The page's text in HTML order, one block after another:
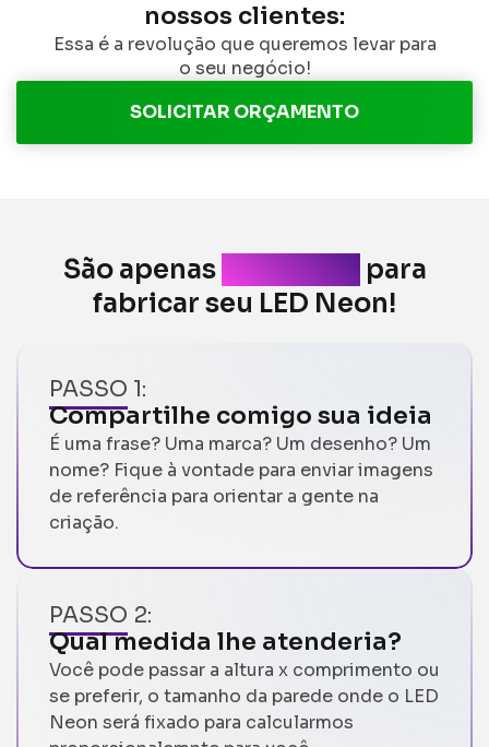
nossos clientes:
Essa é a revolução que queremos levar para
o seu negócio!
SOLICITAR ORÇAMENTO
São apenas
para
fabricar seu LED Neon!
PASSO 1:
Compartilhe comigo sua ideia
É uma frase? Uma marca? Um desenho? Um
nome? Fique à vontade para enviar imagens
de referência para orientar a gente na
criação.
PASSO 2:
Qual medida lhe atenderia?
Você pode passar a altura x comprimento ou
se preferir, o tamanho da parede onde o LED
Neon será fixado para calcularmos